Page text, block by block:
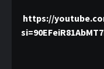
https://